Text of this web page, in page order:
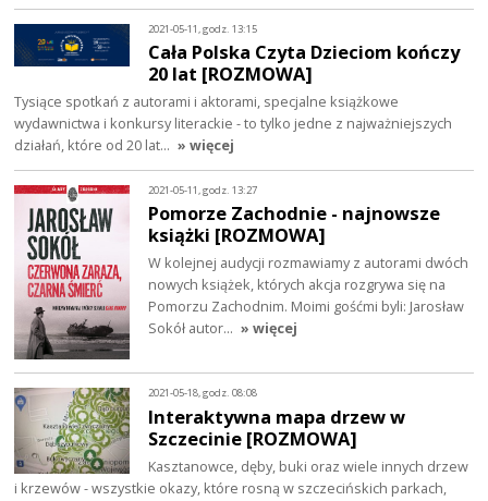
2021-05-11, godz. 13:15
Cała Polska Czyta Dzieciom kończy
20 lat [ROZMOWA]
Tysiące spotkań z autorami i aktorami, specjalne książkowe
wydawnictwa i konkursy literackie - to tylko jedne z najważniejszych
działań, które od 20 lat… » więcej
2021-05-11, godz. 13:27
Pomorze Zachodnie - najnowsze
książki [ROZMOWA]
W kolejnej audycji rozmawiamy z autorami dwóch
nowych książek, których akcja rozgrywa się na
Pomorzu Zachodnim. Moimi gośćmi byli: Jarosław
Sokół autor… » więcej
2021-05-18, godz. 08:08
Interaktywna mapa drzew w
Szczecinie [ROZMOWA]
Kasztanowce, dęby, buki oraz wiele innych drzew
i krzewów - wszystkie okazy, które rosną w szczecińskich parkach,